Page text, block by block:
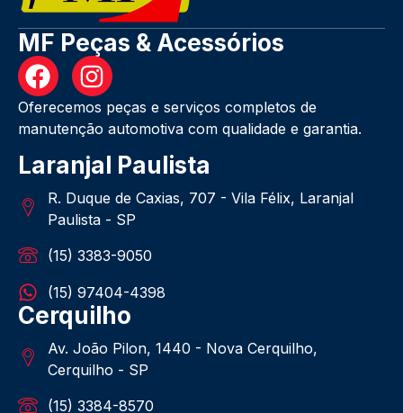
MF Peças & Acessórios
Oferecemos peças e serviços completos de
manutenção automotiva com qualidade e garantia.
Laranjal Paulista
R. Duque de Caxias, 707 - Vila Félix, Laranjal
Paulista - SP
(15) 3383-9050
(15) 97404-4398
Cerquilho
Av. João Pilon, 1440 - Nova Cerquilho,
Cerquilho - SP
(15) 3384-8570